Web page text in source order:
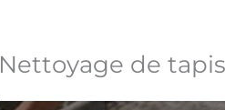
Nettoyage de